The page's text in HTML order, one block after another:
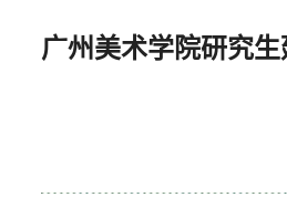
广州美术学院研究